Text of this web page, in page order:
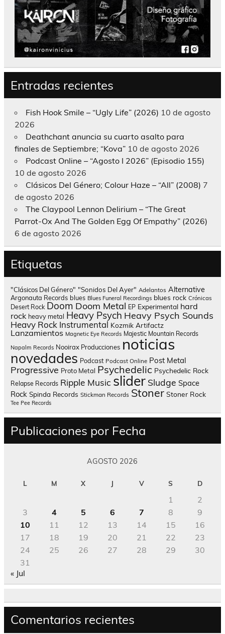
Entradas recientes
Fish Hook Smile – “Ugly Life” (2026) 10 de agosto
2026
Deathchant anuncia su cuarto asalto para
finales de Septiembre; “Kova” 10 de agosto 2026
Podcast Online – “Agosto I 2026” (Episodio 155)
10 de agosto 2026
Clásicos Del Género; Colour Haze – “All” (2008) 7
de agosto 2026
The Claypool Lennon Delirium – “The Great
Parrot-Ox And The Golden Egg Of Empathy” (2026)
6 de agosto 2026
Etiquetas
"Clásicos Del Género" "Sonidos Del Ayer" Adelantos Alternative
Argonauta Records blues Blues Funeral Recordings blues rock Crónicas
Desert Rock Doom Doom Metal EP Experimental hard
rock heavy metal Heavy Psych Heavy Psych Sounds
Heavy Rock Instrumental Kozmik Artifactz
Lanzamientos Magnetic Eye Records Majestic Mountain Records
Napalm Records Nooirax Producciones noticias
novedades Podcast Podcast Online Post Metal
Progressive Proto Metal Psychedelic Psychedelic Rock
Relapse Records Ripple Music slider Sludge Space
Rock Spinda Records Stickman Records Stoner Stoner Rock
Tee Pee Records
Publicaciones por Fecha
AGOSTO 2026
L M X J V S D
1
2
3
4 5 6 7 8
9
10
11 12 13 14 15
16
17
18 19 20 21 22
23
24
25 26 27 28 29
30
31
« Jul
Comentarios recientes